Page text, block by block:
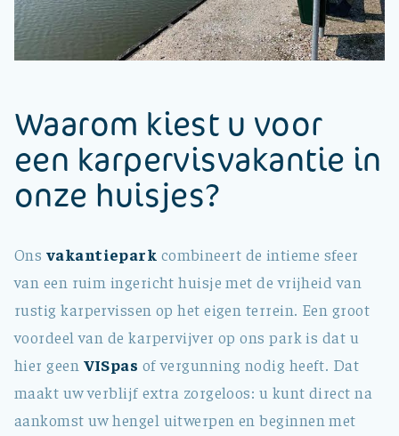
Waarom kiest u voor
een karpervisvakantie in
onze huisjes?
Ons vakantiepark combineert de intieme sfeer
van een ruim ingericht huisje met de vrijheid van
rustig karpervissen op het eigen terrein. Een groot
voordeel van de karpervijver op ons park is dat u
hier geen VISpas of vergunning nodig heeft. Dat
maakt uw verblijf extra zorgeloos: u kunt direct na
aankomst uw hengel uitwerpen en beginnen met